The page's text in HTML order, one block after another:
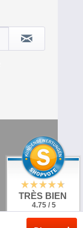
TRÈS BIEN
4.75 / 5
de 20 Évaluations